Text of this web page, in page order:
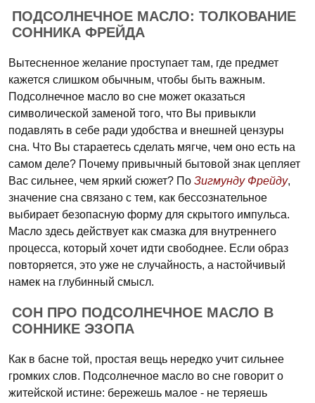
ПОДСОЛНЕЧНОЕ МАСЛО: ТОЛКОВАНИЕ
СОННИКА ФРЕЙДА
Вытесненное желание проступает там, где предмет
кажется слишком обычным, чтобы быть важным.
Подсолнечное масло во сне может оказаться
символической заменой того, что Вы привыкли
подавлять в себе ради удобства и внешней цензуры
сна. Что Вы стараетесь сделать мягче, чем оно есть на
самом деле? Почему привычный бытовой знак цепляет
Вас сильнее, чем яркий сюжет? По Зигмунду Фрейду,
значение сна связано с тем, как бессознательное
выбирает безопасную форму для скрытого импульса.
Масло здесь действует как смазка для внутреннего
процесса, который хочет идти свободнее. Если образ
повторяется, это уже не случайность, а настойчивый
намек на глубинный смысл.
СОН ПРО ПОДСОЛНЕЧНОЕ МАСЛО В
СОННИКЕ ЭЗОПА
Как в басне той, простая вещь нередко учит сильнее
громких слов. Подсолнечное масло во сне говорит о
житейской истине: бережешь малое - не теряешь